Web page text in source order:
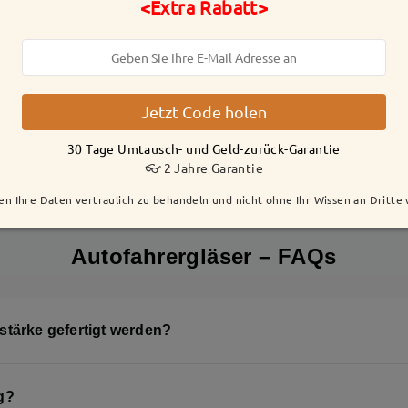
Autofahrergläser – FAQs
gefertigt werden?
klassischen und selbsttönenden Autofahrergläsern –
<Extra Rabatt>
Jetzt Code holen
30 Tage Umtausch- und Geld-zurück-Garantie
👓 2 Jahre Garantie
Ihre Daten vertraulich zu behandeln und nicht ohne Ihr Wissen an Dritte